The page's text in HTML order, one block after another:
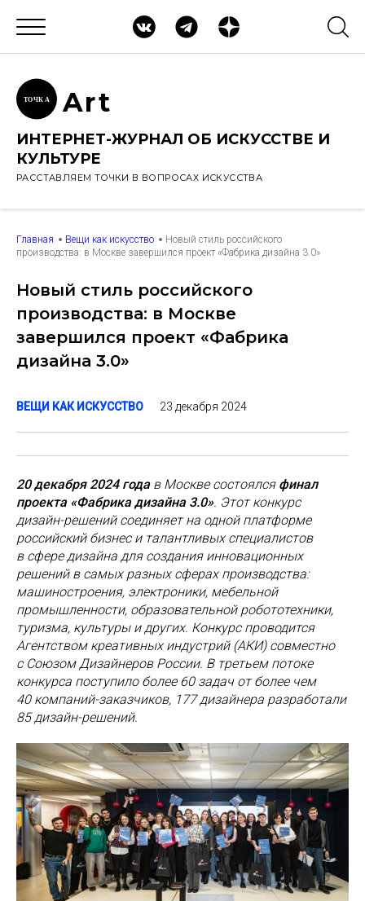
ТОЧК А Art
ИНТЕРНЕТ-ЖУРНАЛ ОБ ИСКУССТВЕ И
КУЛЬТУРЕ
РАССТАВЛЯЕМ ТОЧКИ В ВОПРОСАХ ИСКУССТВА
Главная Вещи как искусство
Новый стиль российского
производства: в Москве завершился проект «Фабрика дизайна 3.0»
Новый стиль российского
производства: в Москве
завершился проект «Фабрика
дизайна 3.0»
ВЕЩИ КАК ИСКУССТВО 23 декабря 2024
20 декабря 2024 годав Москве состоялся финал
проекта «Фабрика дизайна 3.0». Этот конкурс
дизайн-решений соединяет на одной платформе
российский бизнес и талантливых специалистов
в сфере дизайна для создания инновационных
решений в самых разных сферах производства:
машиностроения, электроники, мебельной
промышленности, образовательной робототехники,
туризма, культуры и других. Конкурс проводится
Агентством креативных индустрий (АКИ) совместно
с Союзом Дизайнеров России. В третьем потоке
конкурса поступило более 60 задач от более чем
40 компаний-заказчиков, 177 дизайнера разработали
85 дизайн-решений.